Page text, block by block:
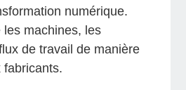
numérique.
machines, les
de travail de manière
fabricants.